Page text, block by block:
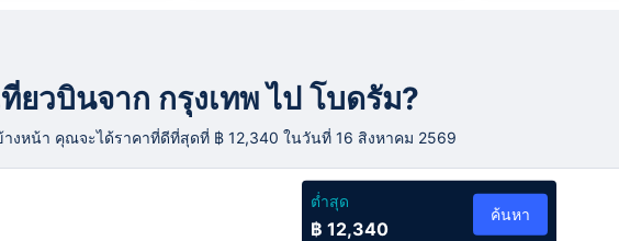
ยวบินจาก กรุงเทพ ไป โบดรัม?
งหน้า คุณจะได้ราคาที่ดีที่สุดที่ ฿ 12,340 ในวันที่ 16 สิงหาคม 2569
ต่ำสุด
฿ 12,340
ค้นหา